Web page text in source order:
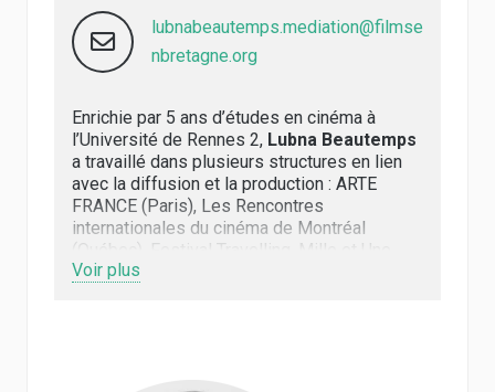
lubnabeautemps.mediation@filmse
nbretagne.org
Enrichie par 5 ans d’études en cinéma à
l’Université de Rennes 2, Lubna Beautemps
a travaillé dans plusieurs structures en lien
avec la diffusion et la production : ARTE
FRANCE (Paris), Les Rencontres
internationales du cinéma de Montréal
(Québec), Festival Travelling, Mille et Une.
Films, Comptoir du doc (Rennes). En
Voir plus